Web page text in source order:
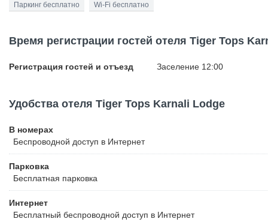
Паркинг бесплатно Wi-Fi бесплатно
Время регистрации гостей отеля Tiger Tops
Регистрация гостей и отъезд Заселение 12:00
Удобства отеля Tiger Tops Karnali Lodge
В номерах
Беспроводной доступ в Интернет
Парковка
Бесплатная парковка
Интернет
Бесплатный беспроводной доступ в Интернет